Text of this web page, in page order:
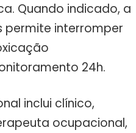
Quando indicado, a
interromper
24h.
inclui clínico,
ocupacional,